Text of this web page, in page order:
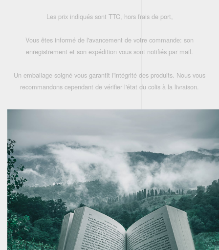
Les prix indiqués sont TTC, hors frais de port,
Vous êtes informé de l'avancement de votre commande: son
enregistrement et son expédition vous sont notifiés par mail.
Un emballage soigné vous garantit l'intégrité des produits. Nous vous
recommandons cependant de vérifier l'état du colis à la livraison.